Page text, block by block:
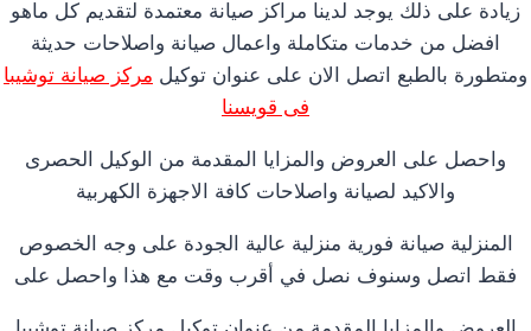
زيادة على ذلك يوجد لدينا مراكز صيانة معتمدة لتقديم كل ماهو
افضل من خدمات متكاملة واعمال صيانة واصلاحات حديثة
ومتطورة بالطبع اتصل الان على عنوان توكيل مركز صيانة توشيبا
فى قويسنا
واحصل على العروض والمزايا المقدمة من الوكيل الحصرى
والاكيد لصيانة واصلاحات كافة الاجهزة الكهربية
المنزلية صيانة فورية منزلية عالية الجودة على وجه الخصوص
فقط اتصل وسنوف نصل في أقرب وقت مع هذا واحصل على